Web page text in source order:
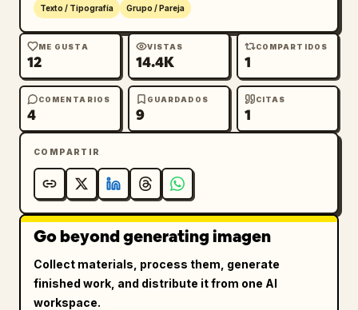
Texto / Tipografía Grupo / Pareja
ME GUSTA
12
VISTAS
14.4K
COMPARTIDOS
1
COMENTARIOS
4
GUARDADOS
9
CITAS
1
COMPARTIR
Go beyond generating imagen
Collect materials, process them, generate
finished work, and distribute it from one AI
workspace.